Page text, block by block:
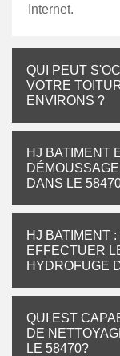
Internet.
QUI PEUT
VOTRE
ENVIRONS ?
HJ BATIMENT
DANS LE
HJ BATIMENT
EFFECTUER
HYDROFUGE
QUI EST
DE
LE 58470?